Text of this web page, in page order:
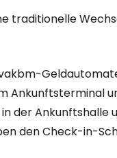
traditionelle
Ankunftsterminal
der Ankunftshalle
den Check-in-